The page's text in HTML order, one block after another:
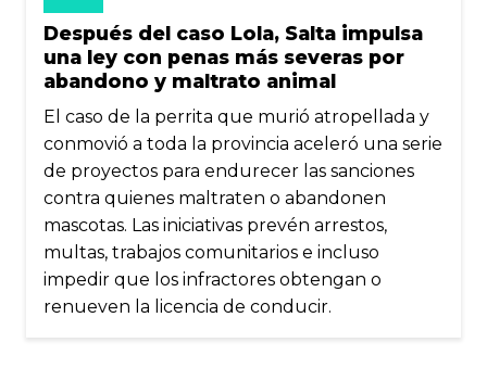
Después del caso Lola, Salta impulsa
una ley con penas más severas por
abandono y maltrato animal
El caso de la perrita que murió atropellada y
conmovió a toda la provincia aceleró una serie
de proyectos para endurecer las sanciones
contra quienes maltraten o abandonen
mascotas. Las iniciativas prevén arrestos,
multas, trabajos comunitarios e incluso
impedir que los infractores obtengan o
renueven la licencia de conducir.